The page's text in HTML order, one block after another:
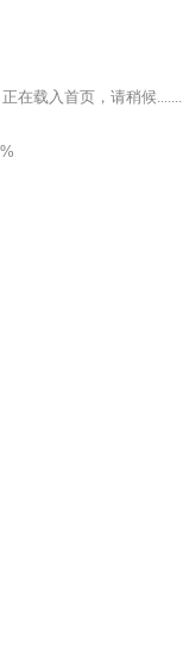
在载入首页，请稍候.......